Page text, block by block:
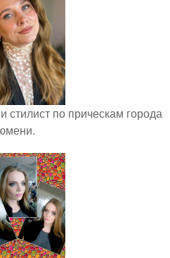
стилист по прическам города